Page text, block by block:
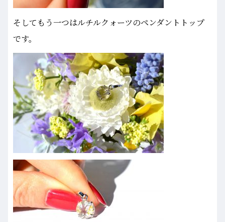
そしてもう一つはルチルクォーツのペンダントトップ
です。